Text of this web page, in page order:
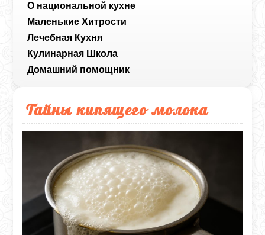
О национальной кухне
Маленькие Хитрости
Лечебная Кухня
Кулинарная Школа
Домашний помощник
Тайны кипящего молока